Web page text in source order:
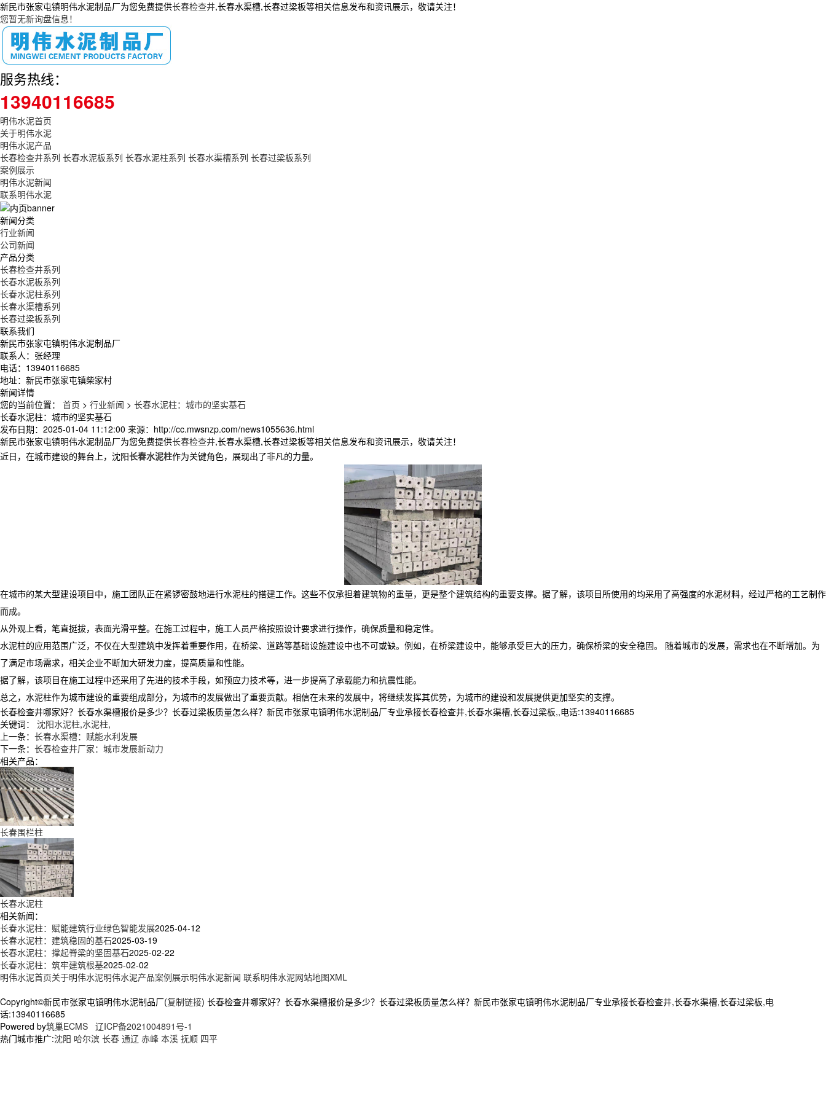
新民市张家屯镇明伟水泥制品厂为您免费提供长春检查井,长春水渠槽,长春过梁板等相关信息发布和资讯展示，敬请关注！
您暂无新询盘信息！
服务热线：
13940116685
明伟水泥首页
关于明伟水泥
明伟水泥产品
长春检查井系列 长春水泥板系列 长春水泥柱系列 长春水渠槽系列 长春过梁板系列
案例展示
明伟水泥新闻
联系明伟水泥
新闻分类
行业新闻
公司新闻
产品分类
长春检查井系列
长春水泥板系列
长春水泥柱系列
长春水渠槽系列
长春过梁板系列
联系我们
新民市张家屯镇明伟水泥制品厂
联系人：张经理
电话：13940116685
地址：新民市张家屯镇柴家村
新闻详情
您的当前位置： 首页 > 行业新闻 > 长春水泥柱：城市的坚实基石
长春水泥柱：城市的坚实基石
发布日期： 2025-01-04 11:12:00 来源： http://cc.mwsnzp.com/news1055636.html
新民市张家屯镇明伟水泥制品厂为您免费提供长春检查井,长春水渠槽,长春过梁板等相关信息发布和资讯展示，敬请关注！
近日，在城市建设的舞台上，沈阳长春水泥柱作为关键角色，展现出了非凡的力量。
在城市的某大型建设项目中，施工团队正在紧锣密鼓地进行水泥柱的搭建工作。这些不仅承担着建筑物的重量，更是整个建筑结构的重要支撑。据了解，该项目所使用的均采用了高强度的水泥材料，经过严格的工艺制作
而成。
从外观上看，笔直挺拔，表面光滑平整。在施工过程中，施工人员严格按照设计要求进行操作，确保质量和稳定性。
水泥柱的应用范围广泛，不仅在大型建筑中发挥着重要作用，在桥梁、道路等基础设施建设中也不可或缺。例如，在桥梁建设中，能够承受巨大的压力，确保桥梁的安全稳固。 随着城市的发展，需求也在不断增加。为
了满足市场需求，相关企业不断加大研发力度，提高质量和性能。
据了解，该项目在施工过程中还采用了先进的技术手段，如预应力技术等，进一步提高了承载能力和抗震性能。
总之，水泥柱作为城市建设的重要组成部分，为城市的发展做出了重要贡献。相信在未来的发展中，将继续发挥其优势，为城市的建设和发展提供更加坚实的支撑。
长春检查井哪家好？长春水渠槽报价是多少？长春过梁板质量怎么样？新民市张家屯镇明伟水泥制品厂专业承接长春检查井,长春水渠槽,长春过梁板,,电话:13940116685
关键词： 沈阳水泥柱,水泥柱,
上一条： 长春水渠槽：赋能水利发展
下一条： 长春检查井厂家：城市发展新动力
相关产品：
长春围栏柱
长春水泥柱
相关新闻：
长春水泥柱：赋能建筑行业绿色智能发展​2025-04-12
长春水泥柱：建筑稳固的基石​2025-03-19
长春水泥柱：撑起脊梁的坚固基石2025-02-22
长春水泥柱：筑牢建筑根基2025-02-02
明伟水泥首页关于明伟水泥明伟水泥产品案例展示明伟水泥新闻 联系明伟水泥网站地图XML
Copyright©新民市张家屯镇明伟水泥制品厂(复制链接) 长春检查井哪家好？长春水渠槽报价是多少？长春过梁板质量怎么样？新民市张家屯镇明伟水泥制品厂专业承接长春检查井,长春水渠槽,长春过梁板,电
话:13940116685
Powered by筑巢ECMS 辽ICP备2021004891号-1
热门城市推广:沈阳 哈尔滨 长春 通辽 赤峰 本溪 抚顺 四平